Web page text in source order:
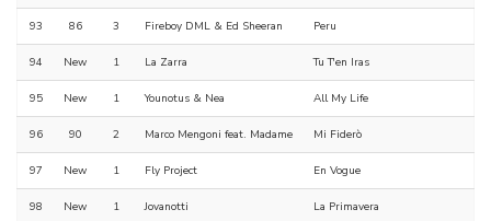
93 86 3 Fireboy DML & Ed Sheeran Peru
94 New 1 La Zarra Tu T'en Iras
95 New 1 Younotus & Nea All My Life
96 90 2 Marco Mengoni feat. Madame Mi Fiderò
97 New 1 Fly Project En Vogue
98 New 1 Jovanotti La Primavera